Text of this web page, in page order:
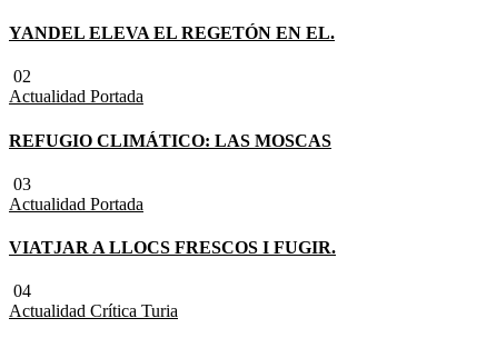
YANDEL ELEVA EL REGETÓN EN EL.
02
Actualidad Portada
REFUGIO CLIMÁTICO: LAS MOSCAS
03
Actualidad Portada
VIATJAR A LLOCS FRESCOS I FUGIR.
04
Actualidad Crítica Turia